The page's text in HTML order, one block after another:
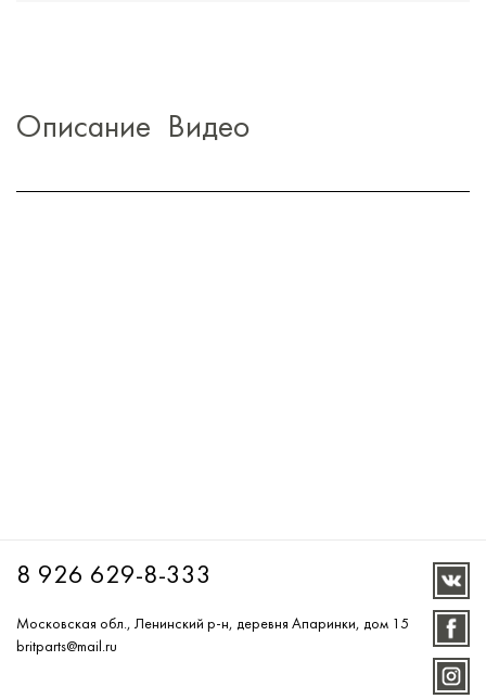
Описание Видео
8 926 629-8-333
Московская обл., Ленинский р-н, деревня Апаринки, дом 15
britparts@mail.ru